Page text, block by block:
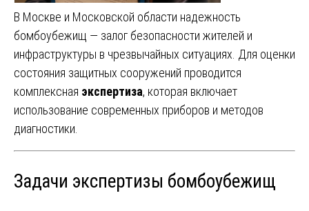
В Москве и Московской области надежность
бомбоубежищ — залог безопасности жителей и
инфраструктуры в чрезвычайных ситуациях. Для оценки
состояния защитных сооружений проводится
комплексная экспертиза, которая включает
использование современных приборов и методов
диагностики.
Задачи экспертизы бомбоубежищ